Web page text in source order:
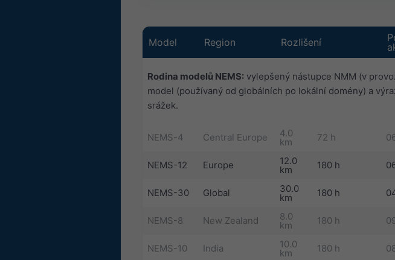
Model Region Rozlišení
Rodina modelů NEMS: vylepšený nástupce NMM (v
model (používaný od globálních po lokální domény) a
srážek.
NEMS-4 Central Europe 4.0
km 72 h
NEMS-12 Europe 12.0
km 180 h
NEMS-30 Global 30.0
km 180 h
NEMS-8 New Zealand 8.0
km 180 h
NEMS-10 India 10.0
km 180 h